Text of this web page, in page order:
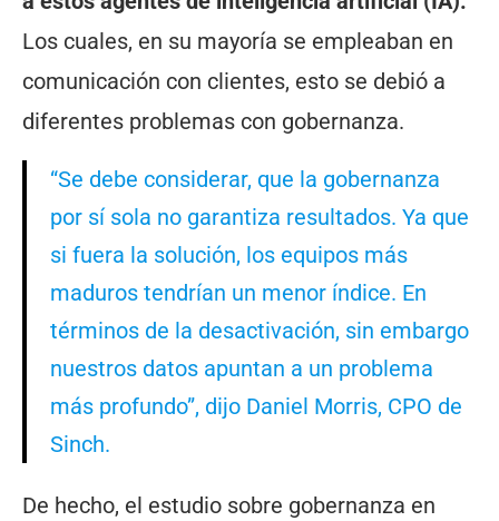
Los cuales, en su mayoría se empleaban en
comunicación con clientes, esto se debió a
diferentes problemas con gobernanza.
“Se debe considerar, que la gobernanza
por sí sola no garantiza resultados. Ya que
si fuera la solución, los equipos más
maduros tendrían un menor índice. En
términos de la desactivación, sin embargo
nuestros datos apuntan a un problema
más profundo”, dijo Daniel Morris, CPO de
Sinch.
De hecho, el estudio sobre gobernanza en